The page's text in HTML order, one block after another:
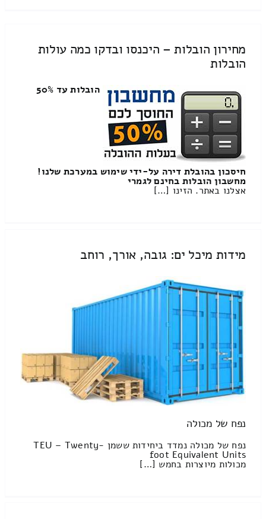
מחירון הובלות – היכנסו ובדקו כמה עולות
הובלות
הובלות עד 50%
חיסכון בהובלת דירה על-ידי שימוש במערכת שלנו!
מחשבון הובלות בחינם לגמרי
אצלנו באתר. הזינו […]
מידות מיכל ים: גובה, אורך, רוחב
נפח של מכולה
נפח של מכולה נמדד ביחידות ששמן TEU – Twenty-
foot Equivalent Units
מכולות מיוצרות בחמש […]